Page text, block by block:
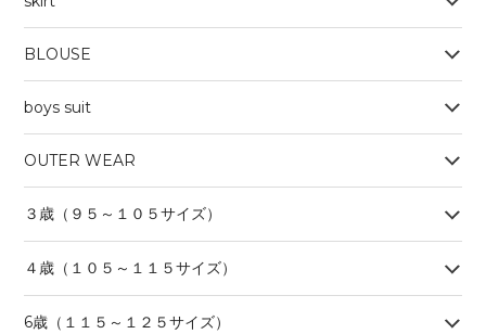
BLOUSE
boys suit
OUTER WEAR
３歳（９５～１０５サイズ）
４歳（１０５～１１５サイズ）
6歳（１１５～１２５サイズ）